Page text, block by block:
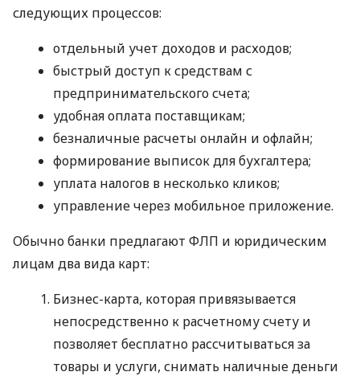
следующих процессов:
отдельный учет доходов и расходов;
быстрый доступ к средствам с
предпринимательского счета;
удобная оплата поставщикам;
безналичные расчеты онлайн и офлайн;
формирование выписок для бухгалтера;
уплата налогов в несколько кликов;
управление через мобильное приложение.
Обычно банки предлагают ФЛП и юридическим
лицам два вида карт:
Бизнес-карта, которая привязывается
непосредственно к расчетному счету и
позволяет бесплатно рассчитываться за
товары и услуги, снимать наличные деньги